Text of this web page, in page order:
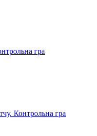
гра
Контрольна гра